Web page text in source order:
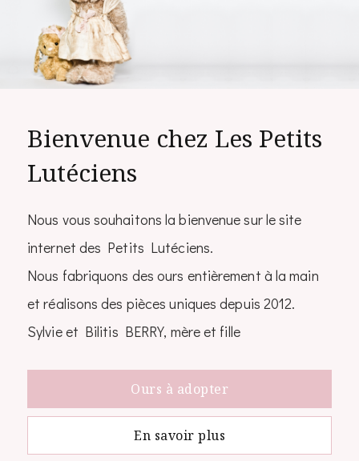
Bienvenue chez Les Petits
Lutéciens
Nous vous souhaitons la bienvenue sur le site
internet des Petits Lutéciens.
Nous fabriquons des ours entièrement à la main
et réalisons des pièces uniques depuis 2012.
Sylvie et Bilitis BERRY, mère et fille
Ours à adopter
En savoir plus